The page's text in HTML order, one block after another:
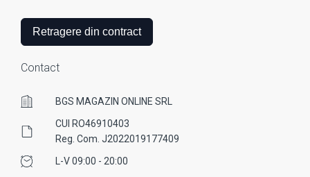
Retragere din contract
Contact
BGS MAGAZIN ONLINE SRL
CUI RO46910403
Reg. Com. J2022019177409
L-V 09:00 - 20:00